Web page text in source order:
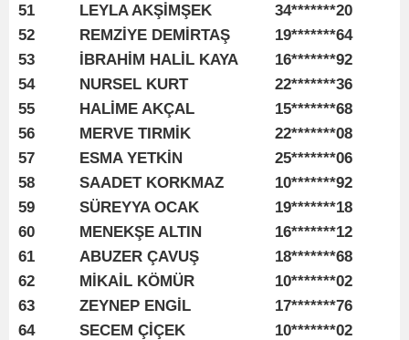
51 LEYLA AKŞİMŞEK
34*******20
52
REMZİYE DEMİRTAŞ
19*******64
53
İBRAHİM HALİL KAYA
16*******92
54
NURSEL KURT
22*******36
55
HALİME AKÇAL
15*******68
56
MERVE TIRMİK
22*******08
57
ESMA YETKİN
25*******06
58
SAADET KORKMAZ
10*******92
59
SÜREYYA OCAK
19*******18
60
MENEKŞE ALTIN
16*******12
61
ABUZER ÇAVUŞ
18*******68
62
MİKAİL KÖMÜR
10*******02
63
ZEYNEP ENGİL
17*******76
64
SECEM ÇİÇEK
10*******02